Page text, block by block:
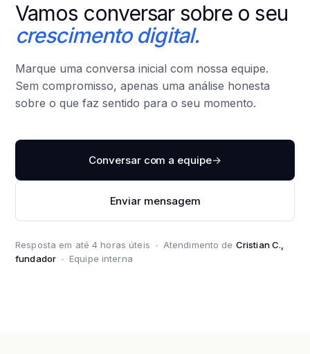
Vamos conversar sobre o seu
crescimento digital.
Marque uma conversa inicial com nossa equipe.
Sem compromisso, apenas uma análise honesta
sobre o que faz sentido para o seu momento.
Conversar com a equipe→
Enviar mensagem
Resposta em até 4 horas úteis Atendimento de Cristian C.,
fundador
Equipe interna